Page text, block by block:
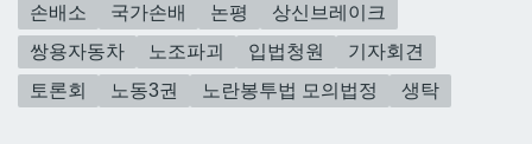
손배소
국가손배 논평
상신브레이크
쌍용자동차
노조파괴 입법청원
기자회견
토론회
노동3권 노란봉투법 모의법정 생탁